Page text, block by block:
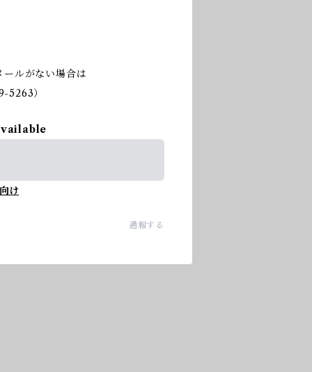
ルがない場合は
5263）
け
通報する